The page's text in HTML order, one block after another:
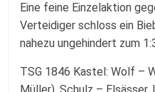
Eine feine Einzelaktion
Verteidiger schloss ein
nahezu ungehindert zum
TSG 1846 Kastel: Wolf –